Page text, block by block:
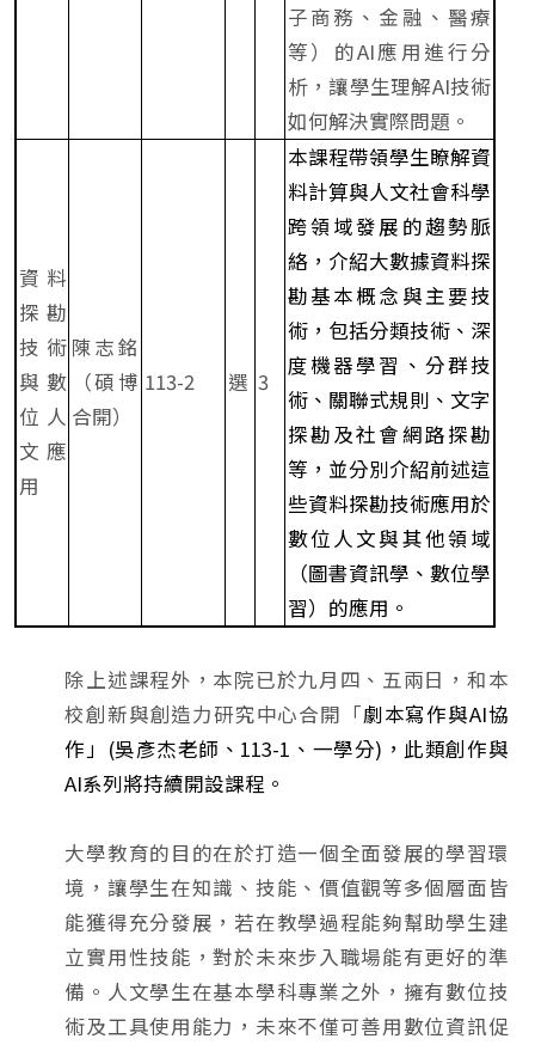
子商務、金融、醫療
等）的AI應用進行分
析，讓學生理解AI技術
如何解決實際問題。
資料
探勘
技術
與數
位人
文應
用
陳志銘
（碩博
合開）
113-2 選 3
本課程帶領學生瞭解資
料計算與人文社會科學
跨領域發展的趨勢脈
絡，介紹大數據資料探
勘基本概念與主要技
術，包括分類技術、深
度機器學習、分群技
術、關聯式規則、文字
探勘及社會網路探勘
等，並分別介紹前述這
些資料探勘技術應用於
數位人文與其他領域
（圖書資訊學、數位學
習）的應用。
除上述課程外，本院已於九月四、五兩日，和本
校創新與創造力研究中心合開「劇本寫作與AI協
作」(吳彥杰老師、113-1、一學分)，此類創作與
AI系列將持續開設課程。
大學教育的目的在於打造一個全面發展的學習環
境，讓學生在知識、技能、價值觀等多個層面皆
能獲得充分發展，若在教學過程能夠幫助學生建
立實用性技能，對於未來步入職場能有更好的準
備。人文學生在基本學科專業之外，擁有數位技
術及工具使用能力，未來不僅可善用數位資訊促